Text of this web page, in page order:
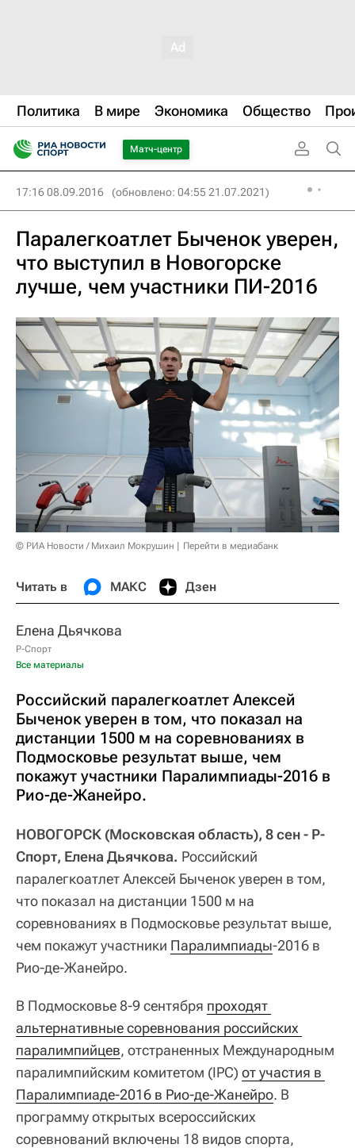
Политика В мире Экономика Общество
Матч-центр
17:16 08.09.2016 (обновлено: 04:55 21.07.2021)
Паралегкоатлет Быченок уверен,
что выступил в Новогорске
лучше, чем участники ПИ-2016
© РИА Новости / Михаил Мокрушин Перейти в медиабанк
Читать в МАКС Дзен
Елена Дьячкова
Р-Спорт
Все материалы
Российский паралегкоатлет Алексей
Быченок уверен в том, что показал на
дистанции 1500 м на соревнованиях в
Подмосковье результат выше, чем
покажут участники Паралимпиады-2016 в
Рио-де-Жанейро.
НОВОГОРСК (Московская область), 8 сен - Р-
Спорт, Елена Дьячкова. Российский
паралегкоатлет Алексей Быченок уверен в том,
что показал на дистанции 1500 м на
соревнованиях в Подмосковье результат выше,
чем покажут участники Паралимпиады-2016 в
Рио-де-Жанейро.
В Подмосковье 8-9 сентября проходят
альтернативные соревнования российских
паралимпийцев, отстраненных Международным
паралимпийским комитетом (IPC) от участия в
Паралимпиаде-2016 в Рио-де-Жанейро. В
программу открытых всероссийских
соревнований включены 18 видов спорта,